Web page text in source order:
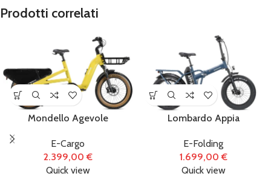
Prodotti correlati
Mondello Agevole
E-Cargo
2.399,00€
Quick view
Lombardo Appia
E-Folding
1.699,00€
Quick view